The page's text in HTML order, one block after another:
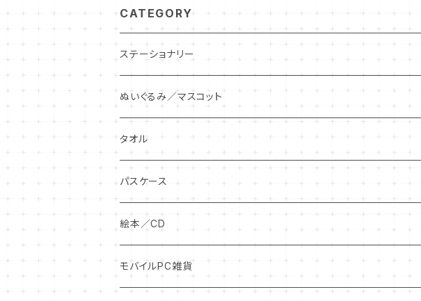
CATEGORY
ステーショナリー
ぬいぐるみ／マスコット
ぬいぐるみ
ぬいぐるみキーチェーン
タオル
パスケース
絵本／CD
モバイルPC雑貨